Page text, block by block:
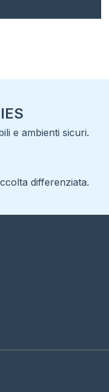
e ambienti sicuri.
differenziata.